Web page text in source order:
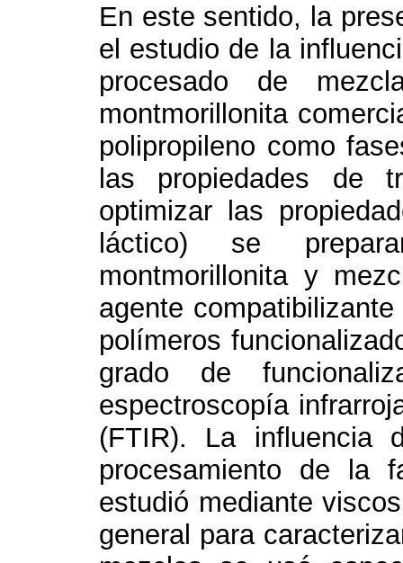
En este sentido, la
el estudio de la
procesado de
montmorillonita
polipropileno como
las propiedades de
optimizar las
láctico) se
montmorillonita y
agente
polímeros
grado de
espectroscopía
(FTIR). La influencia
procesamiento de la
estudió mediante
general para